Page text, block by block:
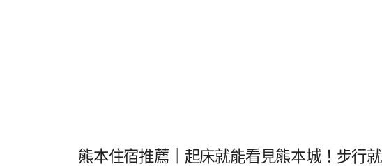
熊本住宿推薦｜起床就能看見熊本城！步行